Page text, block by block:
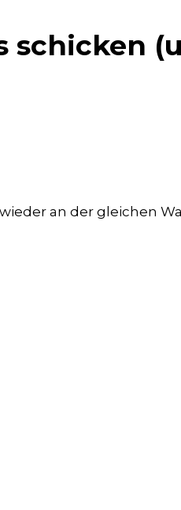
schicken
an der gleichen